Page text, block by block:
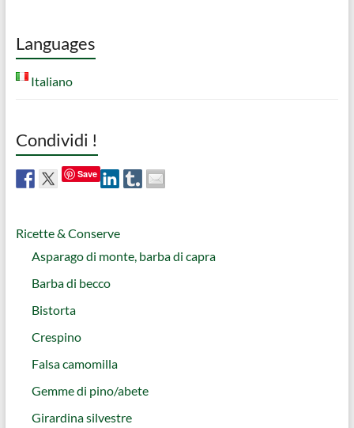
Languages
Italiano
Condividi !
Save
Ricette & Conserve
Asparago di monte, barba di capra
Barba di becco
Bistorta
Crespino
Falsa camomilla
Gemme di pino/abete
Girardina silvestre